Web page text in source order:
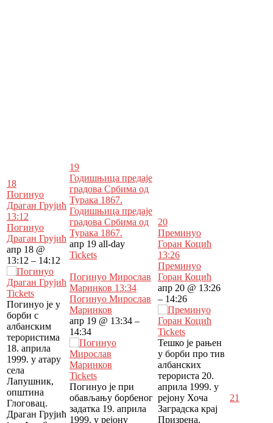
18
Погинуо
Драган Грујић
13:12
Погинуо
Драган Грујић
апр 18 @
13:12 – 14:12
Tickets
Погинуо је у
борби с
албанским
терористима
18. априла
1999. у атару
села
Лапушник,
општина
Глоговац.
Драган Грујић
19
Годишњица предаје
градова Србима од
Турака 1867.
Годишњица предаје
градова Србима од
Турака 1867.
апр 19 all-day
Tickets
Погинуо Мирослав
Маринков 13:34
Погинуо Мирослав
Маринков
апр 19 @ 13:34 –
14:34
Tickets
Погинуо је при
обављању борбеног
задатка 19. априла
1999. у рејону
20
Преминуо
Горан Коцић
13:26
Преминуо
Горан Коцић
апр 20 @ 13:26
– 14:26
Tickets
Тешко је рањен
у борби про тив
албанских
терориста 20.
априла 1999. у
рејону Хоча
Заградска крај
Призрена.
21